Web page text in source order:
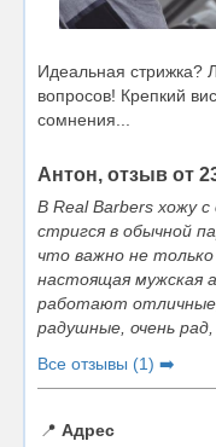
Идеальная стрижка?
вопросов! Крепкий
сомнения...
Антон, отзыв от
В Real Barbers хожу
стригся в обычной
что важно не
настоящая мужская
работают
радушные, очень
Все отзывы (1) ➡️
📍 Адрес